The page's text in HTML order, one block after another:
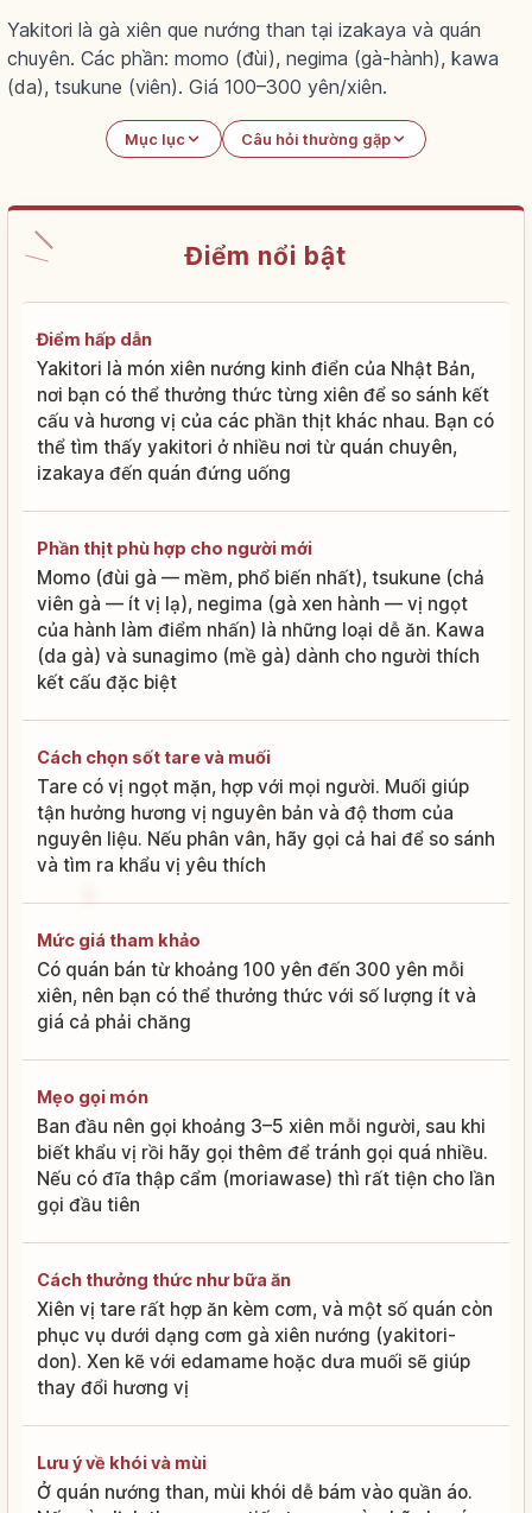
Yakitori là gà xiên que nướng than tại izakaya và quán
chuyên. Các phần: momo (đùi), negima (gà-hành), kawa
(da), tsukune (viên). Giá 100–300 yên/xiên.
Mục lục Câu hỏi thường gặp
Điểm nổi bật
Điểm hấp dẫn
Yakitori là món xiên nướng kinh điển của Nhật Bản,
nơi bạn có thể thưởng thức từng xiên để so sánh kết
cấu và hương vị của các phần thịt khác nhau. Bạn có
thể tìm thấy yakitori ở nhiều nơi từ quán chuyên,
izakaya đến quán đứng uống
Phần thịt phù hợp cho người mới
Momo (đùi gà — mềm, phổ biến nhất), tsukune (chả
viên gà — ít vị lạ), negima (gà xen hành — vị ngọt
của hành làm điểm nhấn) là những loại dễ ăn. Kawa
(da gà) và sunagimo (mề gà) dành cho người thích
kết cấu đặc biệt
Cách chọn sốt tare và muối
Tare có vị ngọt mặn, hợp với mọi người. Muối giúp
tận hưởng hương vị nguyên bản và độ thơm của
nguyên liệu. Nếu phân vân, hãy gọi cả hai để so sánh
và tìm ra khẩu vị yêu thích
Mức giá tham khảo
Có quán bán từ khoảng 100 yên đến 300 yên mỗi
xiên, nên bạn có thể thưởng thức với số lượng ít và
giá cả phải chăng
Mẹo gọi món
Ban đầu nên gọi khoảng 3–5 xiên mỗi người, sau khi
biết khẩu vị rồi hãy gọi thêm để tránh gọi quá nhiều.
Nếu có đĩa thập cẩm (moriawase) thì rất tiện cho lần
gọi đầu tiên
Cách thưởng thức như bữa ăn
Xiên vị tare rất hợp ăn kèm cơm, và một số quán còn
phục vụ dưới dạng cơm gà xiên nướng (yakitori-
don). Xen kẽ với edamame hoặc dưa muối sẽ giúp
thay đổi hương vị
Lưu ý về khói và mùi
Ở quán nướng than, mùi khói dễ bám vào quần áo.